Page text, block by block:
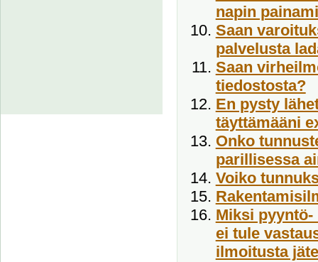
napin
Saan
palvelusta
Saan
tiedostosta?
En pysty
täyttämääni
Onko
parillisessa
Voiko
Miksi
ei tule
ilmoitusta